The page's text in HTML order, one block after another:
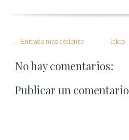
← Entrada más reciente Inicio
No hay comentarios:
Publicar un comentario